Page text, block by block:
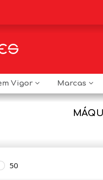
Vigor Marcas
50